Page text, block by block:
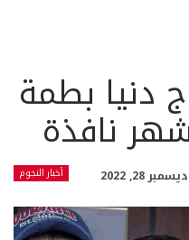
دنيا بطمة
نافذة
أخبار النجوم ديسمبر 28, 2022